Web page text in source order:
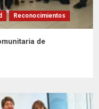
Reconocimientos
de